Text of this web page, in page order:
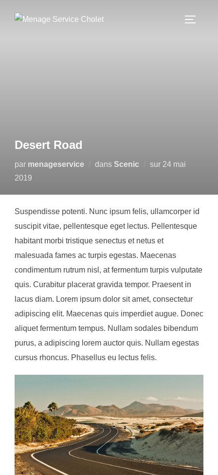
Desert Road
par menageservice dans Scenic sur Publié
24 mai
2019
Suspendisse potenti. Nunc ipsum felis, ullamcorper id
suscipit vitae, pellentesque eget lectus. Pellentesque
habitant morbi tristique senectus et netus et
malesuada fames ac turpis egestas. Maecenas
condimentum rutrum nisl, at fermentum turpis vulputate
quis. Curabitur placerat gravida tempor. Praesent in
lacus diam. Lorem ipsum dolor sit amet, consectetur
adipiscing elit. Maecenas quis imperdiet augue. Donec
aliquet fermentum tempus. Nullam sodales bibendum
purus, a adipiscing lorem auctor quis. Nullam egestas
cursus rhoncus. Phasellus eu lectus felis.